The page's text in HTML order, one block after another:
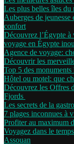
Les plus belles îles du
Auberges de
confort
Découvrez l’Égypte à
voyage en Égypte
Agence de voyage:
Découvrir les
Top 5 des monuments
Hôtel ou motel: que
Découvrez les Offres
Fjords
Les secrets de la
7 plages inconnues à
Profiter au maximum
Voyagez dans le
Assouan